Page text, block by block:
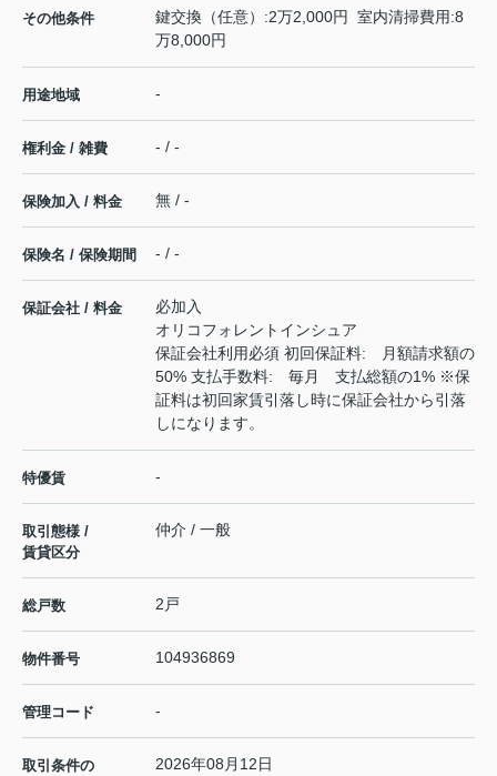
その他条件
鍵交換（任意）:2万2,000円 室内清掃費用:8
万8,000円
用途地域 -
権利金 / 雑費 - / -
保険加入 / 料金 無 / -
保険名 / 保険期間 - / -
保証会社 / 料金
必加入
オリコフォレントインシュア
保証会社利用必須 初回保証料: 月額請求額の
50% 支払手数料: 毎月 支払総額の1% ※保
証料は初回家賃引落し時に保証会社から引落
しになります。
特優賃 -
取引態様 /
賃貸区分
仲介 / 一般
総戸数 2戸
物件番号 104936869
管理コード -
取引条件の
2026年08月12日